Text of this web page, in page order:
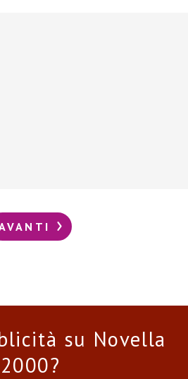
su Novella
2000?